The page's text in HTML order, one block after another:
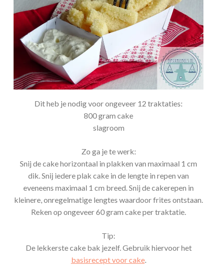
Dit heb je nodig voor ongeveer 12 traktaties:
800 gram cake
slagroom
Zo ga je te werk:
Snij de cake horizontaal in plakken van maximaal 1 cm
dik. Snij iedere plak cake in de lengte in repen van
eveneens maximaal 1 cm breed. Snij de cakerepen in
kleinere, onregelmatige lengtes waardoor frites ontstaan.
Reken op ongeveer 60 gram cake per traktatie.
Tip:
De lekkerste cake bak jezelf. Gebruik hiervoor het
basisrecept voor cake.